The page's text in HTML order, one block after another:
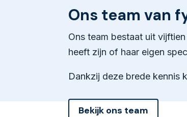
Ons team van
Ons team bestaat uit
heeft zijn of haar eigen
Dankzij deze brede kennis
Bekijk ons team